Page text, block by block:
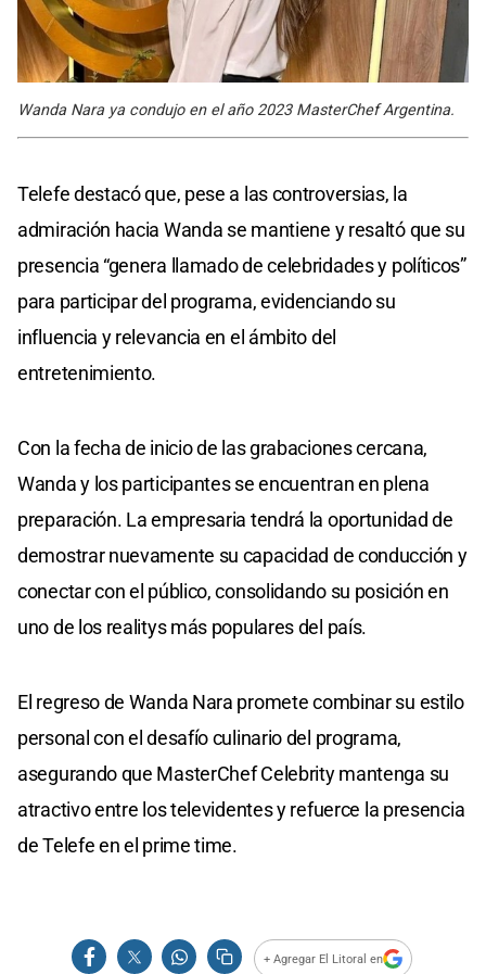
Wanda Nara ya condujo en el año 2023 MasterChef Argentina.
Telefe destacó que, pese a las controversias, la
admiración hacia Wanda se mantiene y resaltó que su
presencia “genera llamado de celebridades y políticos”
para participar del programa, evidenciando su
influencia y relevancia en el ámbito del
entretenimiento.
Con la fecha de inicio de las grabaciones cercana,
Wanda y los participantes se encuentran en plena
preparación. La empresaria tendrá la oportunidad de
demostrar nuevamente su capacidad de conducción y
conectar con el público, consolidando su posición en
uno de los realitys más populares del país.
El regreso de Wanda Nara promete combinar su estilo
personal con el desafío culinario del programa,
asegurando que MasterChef Celebrity mantenga su
atractivo entre los televidentes y refuerce la presencia
de Telefe en el prime time.
+ Agregar El Litoral en